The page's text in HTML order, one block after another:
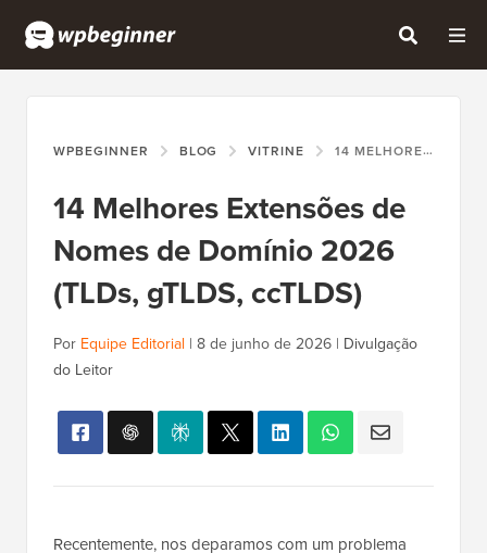
WPBEGINNER BLOG VITRINE 14 MELHORES EXTENSÕES DE NOMES DE DOMÍNIO 2026 (TLDS, GTLDS, CCTLDS)
14 Melhores Extensões de
Nomes de Domínio 2026
(TLDs, gTLDS, ccTLDS)
Por Equipe Editorial | 8 de junho de 2026 | Divulgação
do Leitor
Recentemente, nos deparamos com um problema